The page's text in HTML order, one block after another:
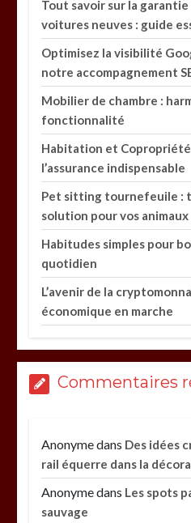
Tout savoir sur la
voitures neuves : guide
Optimisez la visibilité
notre accompagnement
Mobilier de chambre :
fonctionnalité
Habitation et
l’assurance indispensable
Pet sitting tournefeuile :
solution pour vos animaux
Habitudes simples pour
quotidien
L’avenir de la
économique en marche
Commentaires
Anonymedans Des idées
rail équerre dans la
Anonymedans Les spots
sauvage